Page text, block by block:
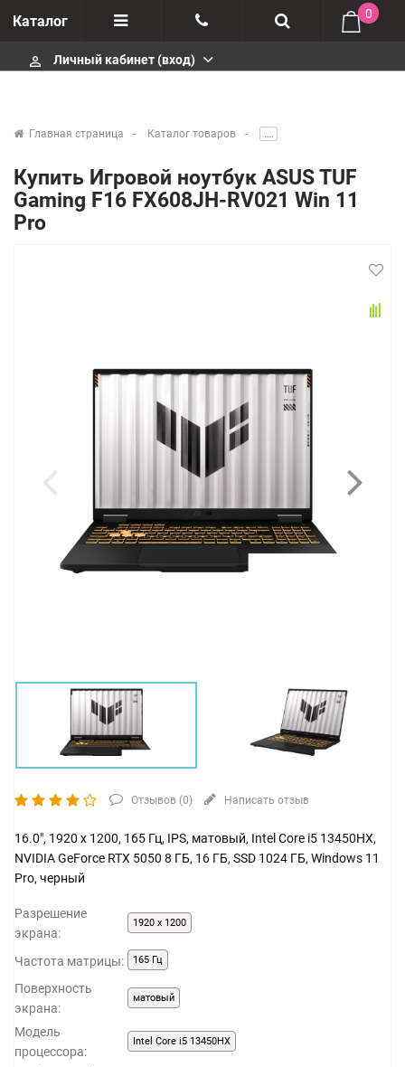
Каталог
Отзывы
Гарантия
+375447430404
infobelm.by@yandex.ru
0
perm_identity Личный кабинет (вход)
Главная страница Каталог товаров .....
Купить Игровой ноутбук ASUS TUF
Gaming F16 FX608JH-RV021 Win 11
Pro
Отзывов (0) Написать отзыв
16.0", 1920 x 1200, 165 Гц, IPS, матовый, Intel Core i5 13450HX,
NVIDIA GeForce RTX 5050 8 ГБ, 16 ГБ, SSD 1024 ГБ, Windows 11
Pro, черный
Разрешение
экрана:
1920 x 1200
Частота матрицы: 165 Гц
Поверхность
экрана:
матовый
Модель
процессора:
Intel Core i5 13450HX